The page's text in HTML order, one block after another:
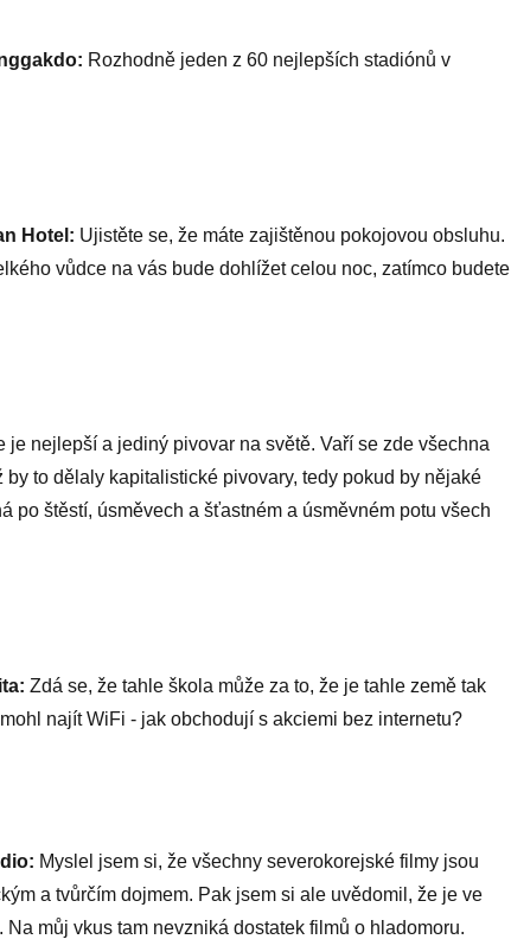
Rozhodně jeden z 60 nejlepších stadiónů v
Hotel: Ujistěte se, že máte zajištěnou pokojovou obsluhu.
vůdce na vás bude dohlížet celou noc, zatímco budete
je nejlepší a jediný pivovar na světě. Vaří se zde všechna
to dělaly kapitalistické pivovary, tedy pokud by nějaké
po štěstí, úsměvech a šťastném a úsměvném potu všech
Zdá se, že tahle škola může za to, že je tahle země tak
najít WiFi - jak obchodují s akciemi bez internetu?
Myslel jsem si, že všechny severokorejské filmy jsou
a tvůrčím dojmem. Pak jsem si ale uvědomil, že je ve
můj vkus tam nevzniká dostatek filmů o hladomoru.